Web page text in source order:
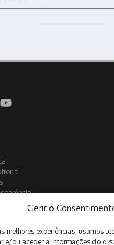
Gerir o
melhores experiências, usamos
e/ou aceder a informações do
privacidade